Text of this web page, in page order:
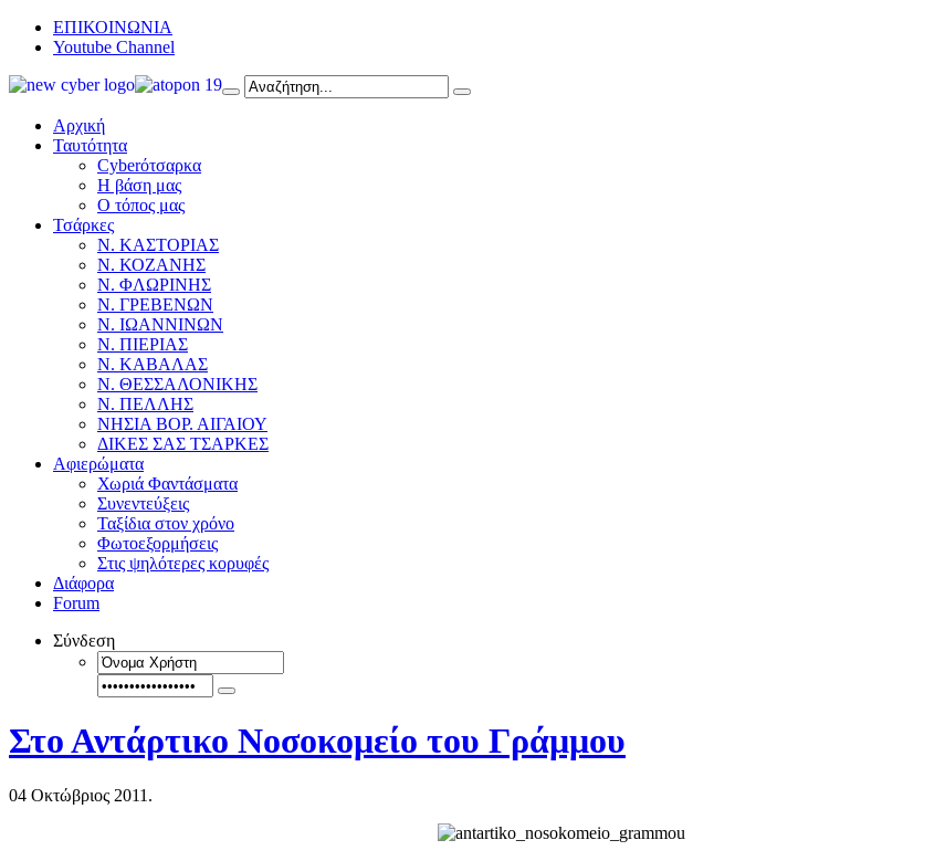
ΕΠΙΚΟΙΝΩΝΙΑ
Youtube Channel
Αρχική
Ταυτότητα
Cyberότσαρκα
Η βάση μας
Ο τόπος μας
Τσάρκες
Ν. ΚΑΣΤΟΡΙΑΣ
Ν. ΚΟΖΑΝΗΣ
Ν. ΦΛΩΡΙΝΗΣ
Ν. ΓΡΕΒΕΝΩΝ
Ν. ΙΩΑΝΝΙΝΩΝ
Ν. ΠΙΕΡΙΑΣ
Ν. ΚΑΒΑΛΑΣ
Ν. ΘΕΣΣΑΛΟΝΙΚΗΣ
Ν. ΠΕΛΛΗΣ
ΝΗΣΙΑ ΒΟΡ. ΑΙΓΑΙΟΥ
ΔΙΚΕΣ ΣΑΣ ΤΣΑΡΚΕΣ
Αφιερώματα
Χωριά Φαντάσματα
Συνεντεύξεις
Ταξίδια στον χρόνο
Φωτοεξορμήσεις
Στις ψηλότερες κορυφές
Διάφορα
Forum
Σύνδεση
Στο Αντάρτικο Νοσοκομείο του Γράμμου
04 Οκτώβριος 2011.